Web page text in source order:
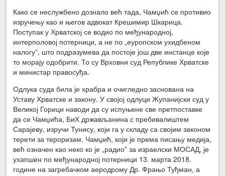
Како се неслужбено дознало већ тада, Чамџић се противио
изручењу као и његов адвокат Крешимир Шкарица.
Поступак у Хрватској се водио по међународној,
интерполовој потерници, а не по „еуропском ухидбеном
налогу”, што подразумева да постоје још две инстанце које
то морају одобрити. То су Врховни суд Републике Хрватске
и министар правосуђа.
Одлука суда била је храбра и очигледно заснована на
Уставу Хрватске и закону. У својој одлуци Жупанијски суд у
Великој Горици наводи да су испуњене све претпоставке
да се Чамџића, БиХ држављанина с пребивалиштем
Сарајеву, изручи Тунису, који га у складу са својим законом
терети за тероризам. Чамџић, који је према писању медија,
већ означен као неко ко је „радио” за израелски МОСАД, је
ухапшен по међународној потерници 13. марта 2018.
године на загребачком аеродрому Др. Фрањо Туђман, а